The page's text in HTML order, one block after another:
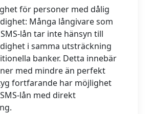
för personer med dålig
Många långivare som
lån tar inte hänsyn till
i samma utsträckning
banker. Detta innebär
med mindre än perfekt
fortfarande har möjlighet
lån med direkt